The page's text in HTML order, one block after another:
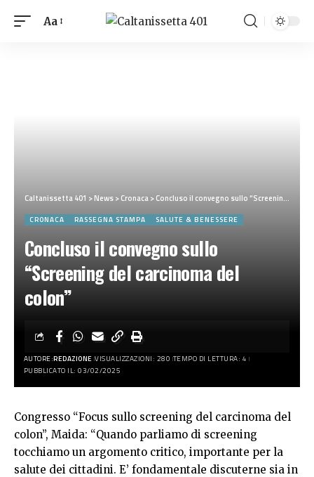
Aa
Caltanissetta 401 >News>Cronaca>Concluso il convegno sullo “Screening del carcinoma del colon”
CRONACA RASSEGNA STAMPA SALUTE & BENESSERE
Concluso il convegno sullo
“Screening del carcinoma del
colon”
AUTORE:REDAZIONE VISUALIZZAZIONI: 280 TEMPO DI LETTURA: 4
PUBBLICATO IL: 03/02/2025
Congresso “Focus sullo screening del carcinoma del
colon”, Maida: “Quando parliamo di screening
tocchiamo un argomento critico, importante per la
salute dei cittadini. E’ fondamentale discuterne sia in